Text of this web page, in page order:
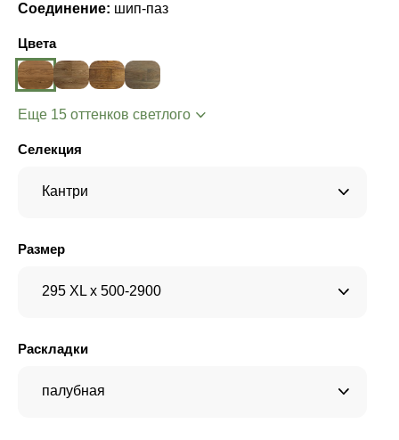
Соединение: шип-паз
Цвета
Еще 15 оттенков светлого
Селекция
Кантри
Размер
295 XL x 500-2900
Раскладки
палубная